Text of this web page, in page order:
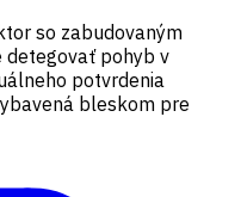
so zabudovaným
detegovať pohyb v
potvrdenia
bleskom pre